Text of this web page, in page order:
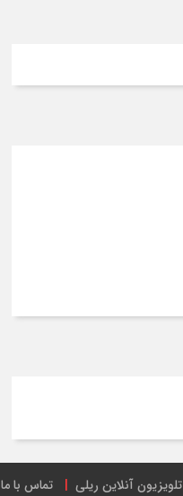
تلویزیون آنلاین ریلی تماس با ما